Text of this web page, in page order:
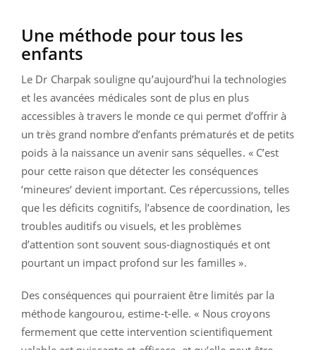
Une méthode pour tous les
enfants
Le Dr Charpak souligne qu’aujourd’hui la technologies
et les avancées médicales sont de plus en plus
accessibles à travers le monde ce qui permet d’offrir à
un très grand nombre d’enfants prématurés et de petits
poids à la naissance un avenir sans séquelles. « C’est
pour cette raison que détecter les conséquences
‘mineures‘ devient important. Ces répercussions, telles
que les déficits cognitifs, l’absence de coordination, les
troubles auditifs ou visuels, et les problèmes
d’attention sont souvent sous-diagnostiqués et ont
pourtant un impact profond sur les familles ».
Des conséquences qui pourraient être limités par la
méthode kangourou, estime-t-elle. « Nous croyons
fermement que cette intervention scientifiquement